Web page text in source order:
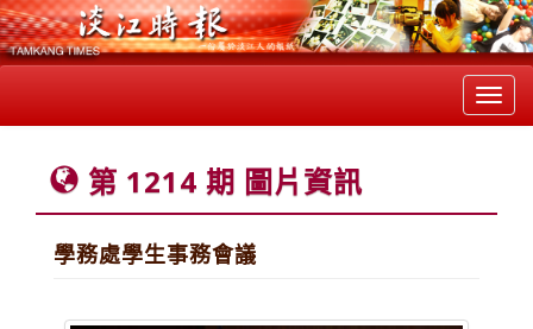
第 1214 期 圖片資訊
學務處學生事務會議